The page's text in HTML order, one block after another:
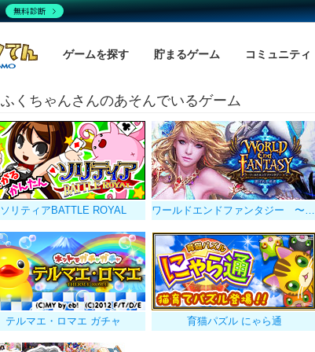
ゲームを探す 貯まるゲーム コミュニティ
ふくちゃんさんのあそんでいるゲーム
ソリティアBATTLE ROYAL ワールドエンドファンタジー 〜選ばれし勇者
テルマエ・ロマエ ガチャ 育猫パズル にゃら通
無料診断